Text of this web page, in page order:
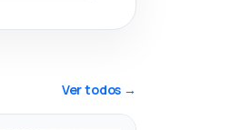
Ver todos →